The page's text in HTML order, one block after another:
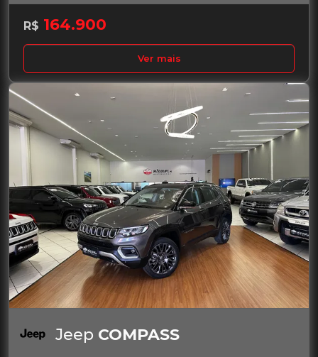
R$ 164.900
Ver mais
Jeep COMPASS